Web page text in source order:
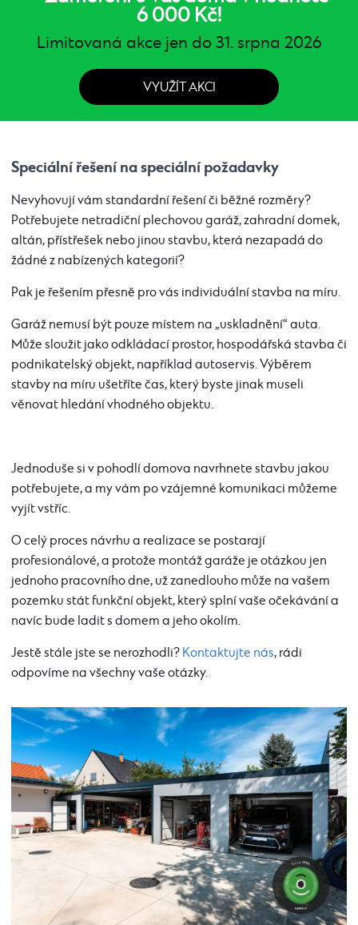
6 000 Kč!
Limitovaná akce jen do 31. srpna 2026
VYUŽÍT AKCI
Speciální řešení na speciální požadavky
Nevyhovují vám standardní řešení či běžné rozměry?
Potřebujete netradiční plechovou garáž, zahradní domek,
altán, přístřešek nebo jinou stavbu, která nezapadá do
žádné z nabízených kategorií?
Pak je řešením přesně pro vás individuální stavba na míru.
Garáž nemusí být pouze místem na „uskladnění“ auta.
Může sloužit jako odkládací prostor, hospodářská stavba či
podnikatelský objekt, například autoservis. Výběrem
stavby na míru ušetříte čas, který byste jinak museli
věnovat hledání vhodného objektu.
Jednoduše si v pohodlí domova navrhnete stavbu jakou
potřebujete, a my vám po vzájemné komunikaci můžeme
vyjít vstříc.
O celý proces návrhu a realizace se postarají
profesionálové, a protože montáž garáže je otázkou jen
jednoho pracovního dne, už zanedlouho může na vašem
pozemku stát funkční objekt, který splní vaše očekávání a
navíc bude ladit s domem a jeho okolím.
Jestě stále jste se nerozhodli? Kontaktujte nás, rádi
odpovíme na všechny vaše otázky.